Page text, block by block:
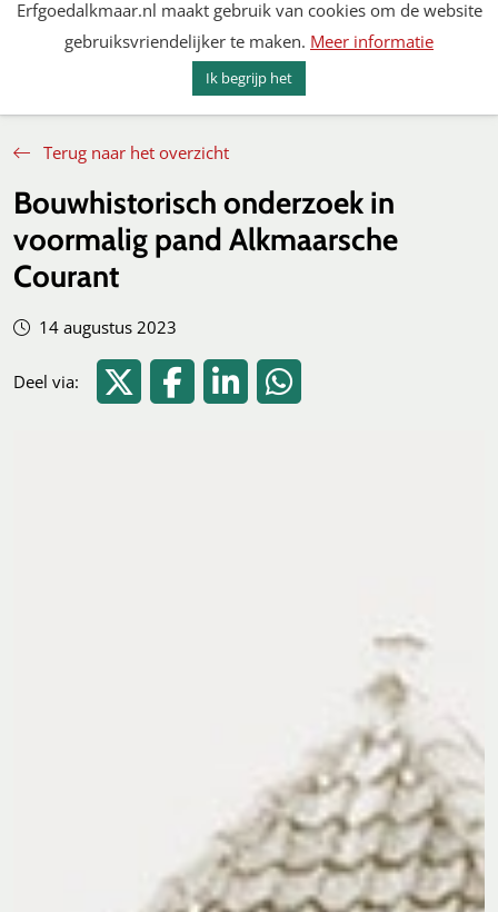
Spring
Erfgoedalkmaar.nl maakt gebruik van cookies om de website
gebruiksvriendelijker te maken. Meer informatie
Ik begrijp het
Terug naar het overzicht
Bouwhistorisch onderzoek in
voormalig pand Alkmaarsche
Courant
14 augustus 2023
Deel via: Deel via TwitterDeel via Facebook
Deel via LinkedIn